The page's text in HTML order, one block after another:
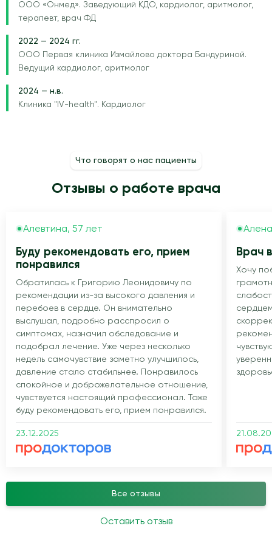
ООО «Онмед». Заведующий КДО, кардиолог, аритмолог,
терапевт, врач ФД
2022 — 2024 гг.
ООО Первая клиника Измайлово доктора Бандуриной.
Ведущий кардиолог, аритмолог
2024 — н.в.
Клиника "IV-health". Кардиолог
Что говорят о нас пациенты
Отзывы о работе врача
Алевтина, 57 лет
Буду рекомендовать его, прием
понравился
Обратилась к Григорию Леонидовичу по
рекомендации из-за высокого давления и
перебоев в сердце. Он внимательно
выслушал, подробно расспросил о
симптомах, назначил обследование и
подобрал лечение. Уже через несколько
недель самочувствие заметно улучшилось,
давление стало стабильнее. Понравилось
спокойное и доброжелательное отношение,
чувствуется настоящий профессионал. Тоже
буду рекомендовать его, прием понравился.
23.12.2025
Врач
Хочу
Оставить отзыв
Все отзывы